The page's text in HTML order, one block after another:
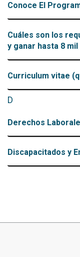
Conoce El
Cuáles son los
y ganar hasta 8
Curriculum vitae
D
Derechos
Discapacitados y